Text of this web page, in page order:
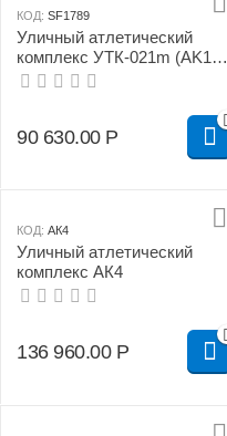
КОД: SF1789
Уличный атлетический
комплекс УТК-021m (AK10-
1)
90 630.00 Р
КОД: АК4
Уличный атлетический
комплекс АК4
136 960.00 Р